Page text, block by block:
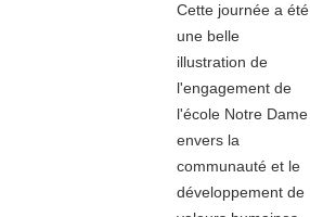
Cette journée a été
une belle
illustration de
l'engagement de
l'école Notre Dame
envers la
communauté et le
développement de